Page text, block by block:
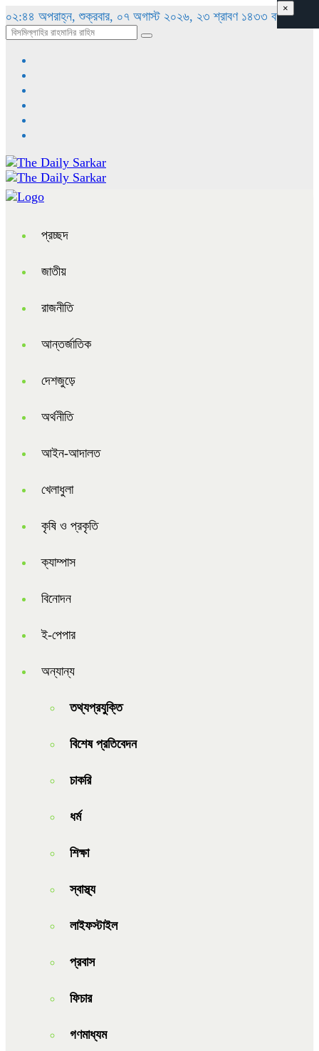
০২:৪৪ অপরাহ্ন, শুক্রবার, ০৭ অগাস্ট ২০২৬, ২৩ শ্রাবণ ১৪৩৩ বঙ্গাব্দ
প্রচ্ছদ
জাতীয়
রাজনীতি
আন্তর্জাতিক
দেশজুড়ে
অর্থনীতি
আইন-আদালত
খেলাধুলা
কৃষি ও প্রকৃতি
ক্যাম্পাস
বিনোদন
ই-পেপার
অন্যান্য
তথ্যপ্রযুক্তি
বিশেষ প্রতিবেদন
চাকরি
ধর্ম
শিক্ষা
স্বাস্থ্য
লাইফস্টাইল
প্রবাস
ফিচার
গণমাধ্যম
×